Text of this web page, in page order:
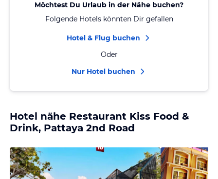
Möchtest Du Urlaub in der Nähe buchen?
Folgende Hotels könnten Dir gefallen
Hotel & Flug buchen
Oder
Nur Hotel buchen
Hotel nähe Restaurant Kiss Food &
Drink, Pattaya 2nd Road